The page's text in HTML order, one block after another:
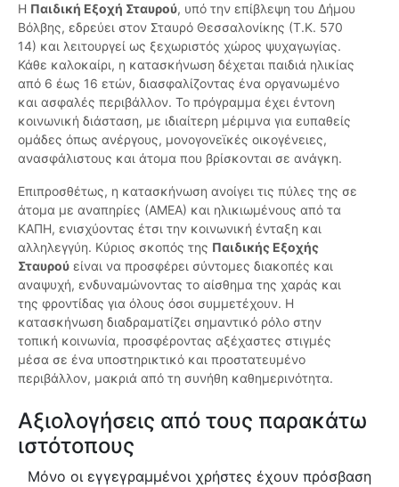
Η Παιδική Εξοχή Σταυρού, υπό την επίβλεψη του Δήμου
Βόλβης, εδρεύει στον Σταυρό Θεσσαλονίκης (Τ.Κ. 570
14) και λειτουργεί ως ξεχωριστός χώρος ψυχαγωγίας.
Κάθε καλοκαίρι, η κατασκήνωση δέχεται παιδιά ηλικίας
από 6 έως 16 ετών, διασφαλίζοντας ένα οργανωμένο
και ασφαλές περιβάλλον. Το πρόγραμμα έχει έντονη
κοινωνική διάσταση, με ιδιαίτερη μέριμνα για ευπαθείς
ομάδες όπως ανέργους, μονογονεϊκές οικογένειες,
ανασφάλιστους και άτομα που βρίσκονται σε ανάγκη.
Επιπροσθέτως, η κατασκήνωση ανοίγει τις πύλες της σε
άτομα με αναπηρίες (ΑΜΕΑ) και ηλικιωμένους από τα
ΚΑΠΗ, ενισχύοντας έτσι την κοινωνική ένταξη και
αλληλεγγύη. Κύριος σκοπός της Παιδικής Εξοχής
Σταυρού είναι να προσφέρει σύντομες διακοπές και
αναψυχή, ενδυναμώνοντας το αίσθημα της χαράς και
της φροντίδας για όλους όσοι συμμετέχουν. Η
κατασκήνωση διαδραματίζει σημαντικό ρόλο στην
τοπική κοινωνία, προσφέροντας αξέχαστες στιγμές
μέσα σε ένα υποστηρικτικό και προστατευμένο
περιβάλλον, μακριά από τη συνήθη καθημερινότητα.
Αξιολογήσεις από τους παρακάτω
ιστότοπους
Μόνο οι εγγεγραμμένοι χρήστες έχουν πρόσβαση